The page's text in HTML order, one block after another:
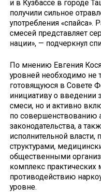
и в Кузбассе в городе
получили сильное
употребления «спайса».
смесей представляет
нации», — подчеркнул
По мнению Евгения
уровней необходимо не
готовящуюся в Совете
инициативу о введении
смеси, но и активно
по совершенствованию
законодательства, а
исполнительной
структурами,
общественными
комплекс
противодействию
уровне.